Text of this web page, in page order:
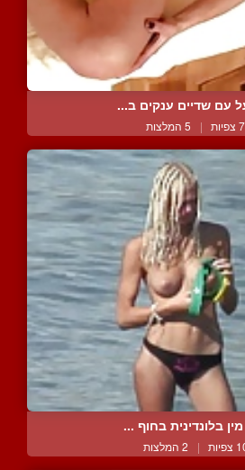
עם שדיים ענקים ב...
| 5 המלצות
בלונדינית בחוף ...
| 2 המלצות